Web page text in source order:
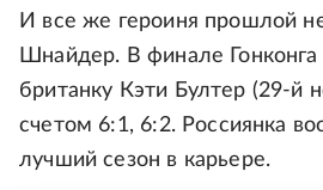
И все же героиня прошлой
Шнайдер. В финале
британку Кэти Бултер (29-й
счетом 6:1, 6:2. Россиянка
лучший сезон в карьере.